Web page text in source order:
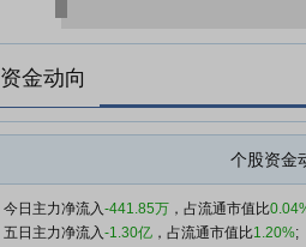
资金动向
个股资金
今日主力净流入-441.85万 ，占流通市值比
五日主力净流入-1.30亿 ，占流通市值比1.20%;